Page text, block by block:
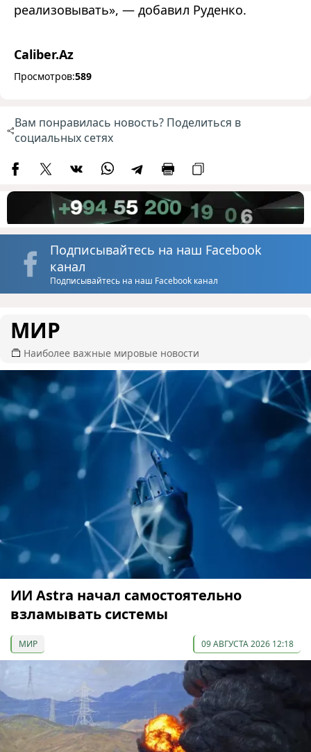
реализовывать», — добавил Руденко.
Caliber.Az
Просмотров:589
Вам понравилась новость? Поделиться в
социальных сетях
Подписывайтесь на наш Facebook
канал
Подписывайтесь на наш Facebook канал
МИР
Наиболее важные мировые новости
ИИ Astra начал самостоятельно
взламывать системы
МИР 09 АВГУСТА 2026 12:18